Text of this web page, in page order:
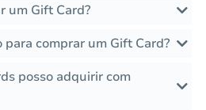
um Gift Card?
para comprar um Gift Card?
posso adquirir com